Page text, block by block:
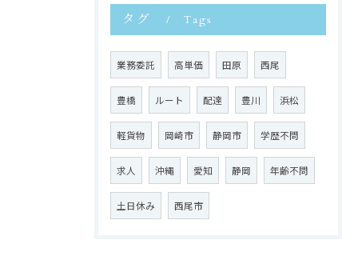
タグ Tags
業務委託 高単価 田原 西尾
豊橋 ルート 配達 豊川 浜松
軽貨物 岡崎市 静岡市 学歴不問
求人 沖縄 愛知 静岡 年齢不問
土日休み 西尾市